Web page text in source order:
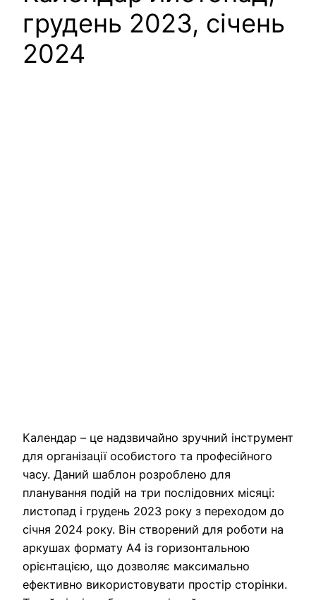
грудень 2023, січень
2024
Календар – це надзвичайно зручний інструмент
для організації особистого та професійного
часу. Даний шаблон розроблено для
планування подій на три послідовних місяці:
листопад і грудень 2023 року з переходом до
січня 2024 року. Він створений для роботи на
аркушах формату A4 із горизонтальною
орієнтацією, що дозволяє максимально
ефективно використовувати простір сторінки.